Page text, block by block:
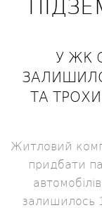
У ЖК
ТА
Житловий
придбати
залишилось